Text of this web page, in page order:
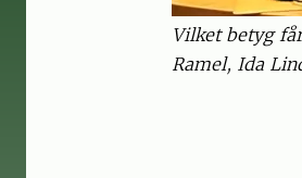
Vilket betyg
Ramel, Ida